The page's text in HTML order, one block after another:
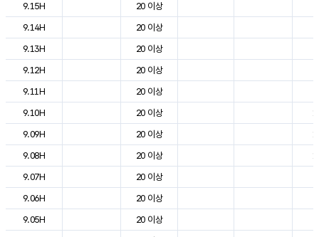
9.15H
20 이상
9.14H
20 이상
9.13H
20 이상
9.12H
20 이상
9.11H
20 이상
9.10H
20 이상
9.09H
20 이상
9.08H
20 이상
9.07H
20 이상
9.06H
20 이상
9.05H
20 이상